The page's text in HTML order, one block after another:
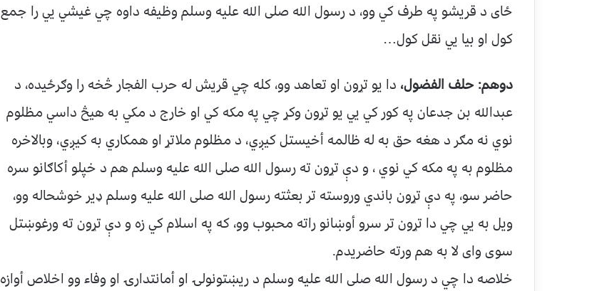
ځای د قریشو په طرف کي وو، د رسول الله صلی الله علیه وسلم وظیفه داوه چي غیشي یي را جمع
کول او بیا یي نقل کول…
دوهم: حلف الفضول، دا یو تړون او تعاهد وو، کله چي قریش له حرب الفجار څخه را وګرځیده، د
عبدالله بن جدعان په کور کي یي یو تړون وکړ چي په مکه کي او خارج د مکي به هيڅ داسي مظلوم
نوي نه مګر د هغه حق به له ظالمه أخیستل کیږي، د مظلوم ملاتړ او همکاري به کیږي، وبالاخره
مظلوم به په مکه کي نوي ، و دې تړون ته رسول الله صلی الله علیه وسلم هم د خپلو أکاګانو سره
حاضر سو، په دې تړون باندي وروسته تر بعثته رسول الله صلی الله علیه وسلم ډیر خوشحاله وو،
ویل به یي چي دا تړون تر سرو أوښانو راته محبوب وو، که په اسلام کي زه و دې تړون ته ورغوښتل
سوی وای لا به هم ورته حاضریدم.
خلاصه دا چي د رسول الله صلی الله علیه وسلم د ریښتونولۍ او أمانتدارۍ او وفاء وو اخلاص أوازه